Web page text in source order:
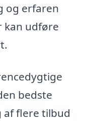
og erfaren
udføre
bedste
af flere tilbud